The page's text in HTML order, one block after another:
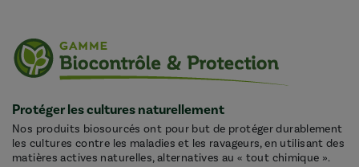
Protéger les cultures naturellement
Nos produits biosourcés ont pour but de protéger durablement
les cultures contre les maladies et les ravageurs, en utilisant des
matières actives naturelles, alternatives au « tout chimique ».